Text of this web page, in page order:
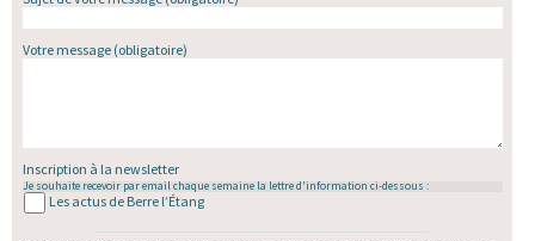
Votre message(obligatoire)
Inscription à la newsletter
Je souhaite recevoir par email chaque semaine la lettre d'information ci-dessous :
Les actus de Berre l’Étang